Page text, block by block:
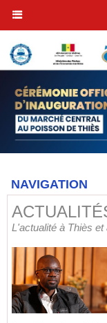
NAVIGATION
L'actualité à Thiès et